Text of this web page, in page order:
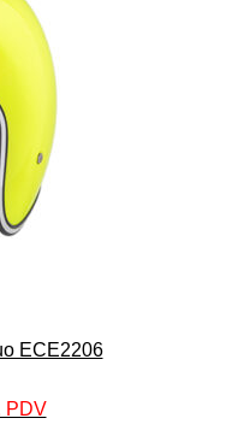
ECE2206
PDV